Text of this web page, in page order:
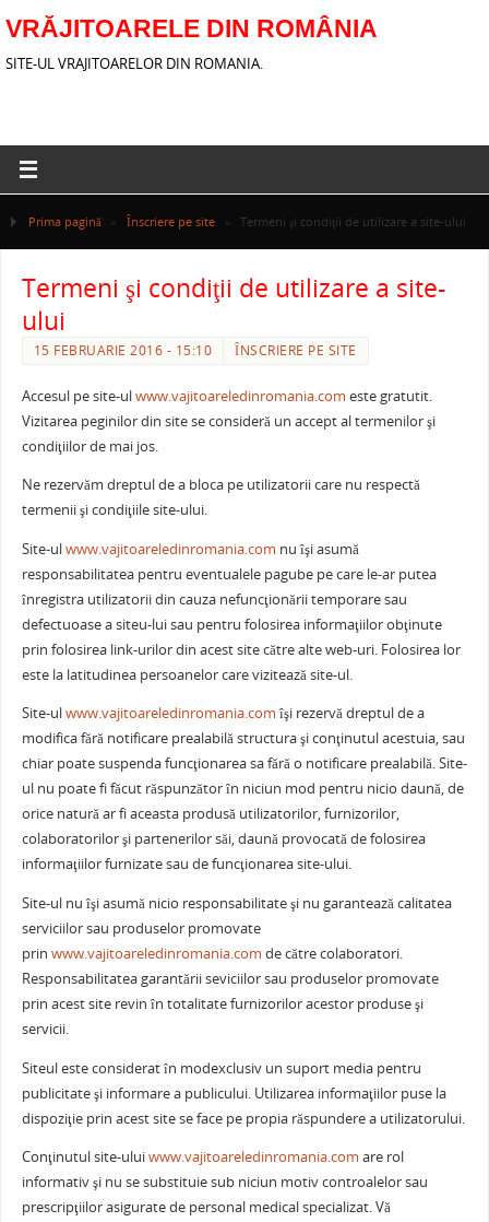
VRĂJITOARELE DIN ROMÂNIA
SITE-UL VRAJITOARELOR DIN ROMANIA.
Prima pagină » Înscriere pe site » Termeni şi condiţii de utilizare a site-ului
Termeni şi condiţii de utilizare a site-
ului
15 FEBRUARIE 2016 - 15:10 ÎNSCRIERE PE SITE
Accesul pe site-ulwww.vajitoareledinromania.com este gratutit.
Vizitarea peginilor din site se consideră un accept al termenilor şi
condiţiilor de mai jos.
Ne rezervăm dreptul de a bloca pe utilizatorii care nu respectă
termenii şi condiţiile site-ului.
Site-ulwww.vajitoareledinromania.com nu îşi asumă
responsabilitatea pentru eventualele pagube pe care le-ar putea
înregistra utilizatorii din cauza nefuncţionării temporare sau
defectuoase a siteu-lui sau pentru folosirea informaţiilor obţinute
prin folosirea link-urilor din acest site către alte web-uri. Folosirea lor
este la latitudinea persoanelor care vizitează site-ul.
Site-ulwww.vajitoareledinromania.com îşi rezervă dreptul de a
modifica fără notificare prealabilă structura şi conţinutul acestuia, sau
chiar poate suspenda funcţionarea sa fără o notificare prealabilă. Site-
ul nu poate fi făcut răspunzător în niciun mod pentru nicio daună, de
orice natură ar fi aceasta produsă utilizatorilor, furnizorilor,
colaboratorilor şi partenerilor săi, daună provocată de folosirea
informaţiilor furnizate sau de funcţionarea site-ului.
Site-ul nu îşi asumă nicio responsabilitate şi nu garantează calitatea
serviciilor sau produselor promovate
prin www.vajitoareledinromania.com de către colaboratori.
Responsabilitatea garantării seviciilor sau produselor promovate
prin acest site revin în totalitate furnizorilor acestor produse şi
servicii.
Siteul este considerat în modexclusiv un suport media pentru
publicitate şi informare a publicului. Utilizarea informaţiilor puse la
dispoziţie prin acest site se face pe propia răspundere a utilizatorului.
Conţinutul site-uluiwww.vajitoareledinromania.com are rol
informativ şi nu se substituie sub niciun motiv controalelor sau
prescripţiilor asigurate de personal medical specializat. Vă